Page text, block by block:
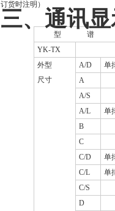
订货时注明）
三、通讯
型 谱
YK-TX
外型
尺寸
A/D 单
A
A/S
A/L
单
B
C
C/D
单
C/L
单
C/S
D